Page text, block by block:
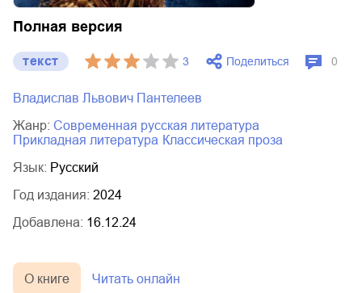
Полная версия
текст 3 Поделиться 0
Владислав Львович Пантелеев
Жанр:
современная русская литература
прикладная литература
классическая проза
Язык: Русский
Год издания: 2024
Добавлена: 16.12.24
О книге Читать онлайн